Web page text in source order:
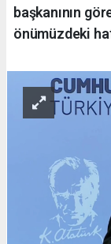
başkanının
önümüzdeki